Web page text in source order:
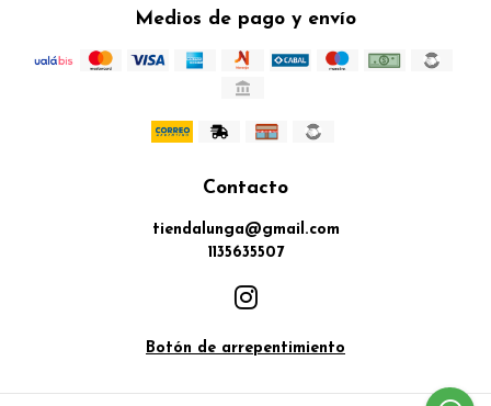
Medios de pago y envío
Contacto
tiendalunga@gmail.com
1135635507
Botón de arrepentimiento